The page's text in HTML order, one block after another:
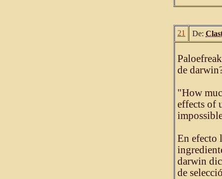
21 De:
de
"How
effects of
En efecto
darwin
de